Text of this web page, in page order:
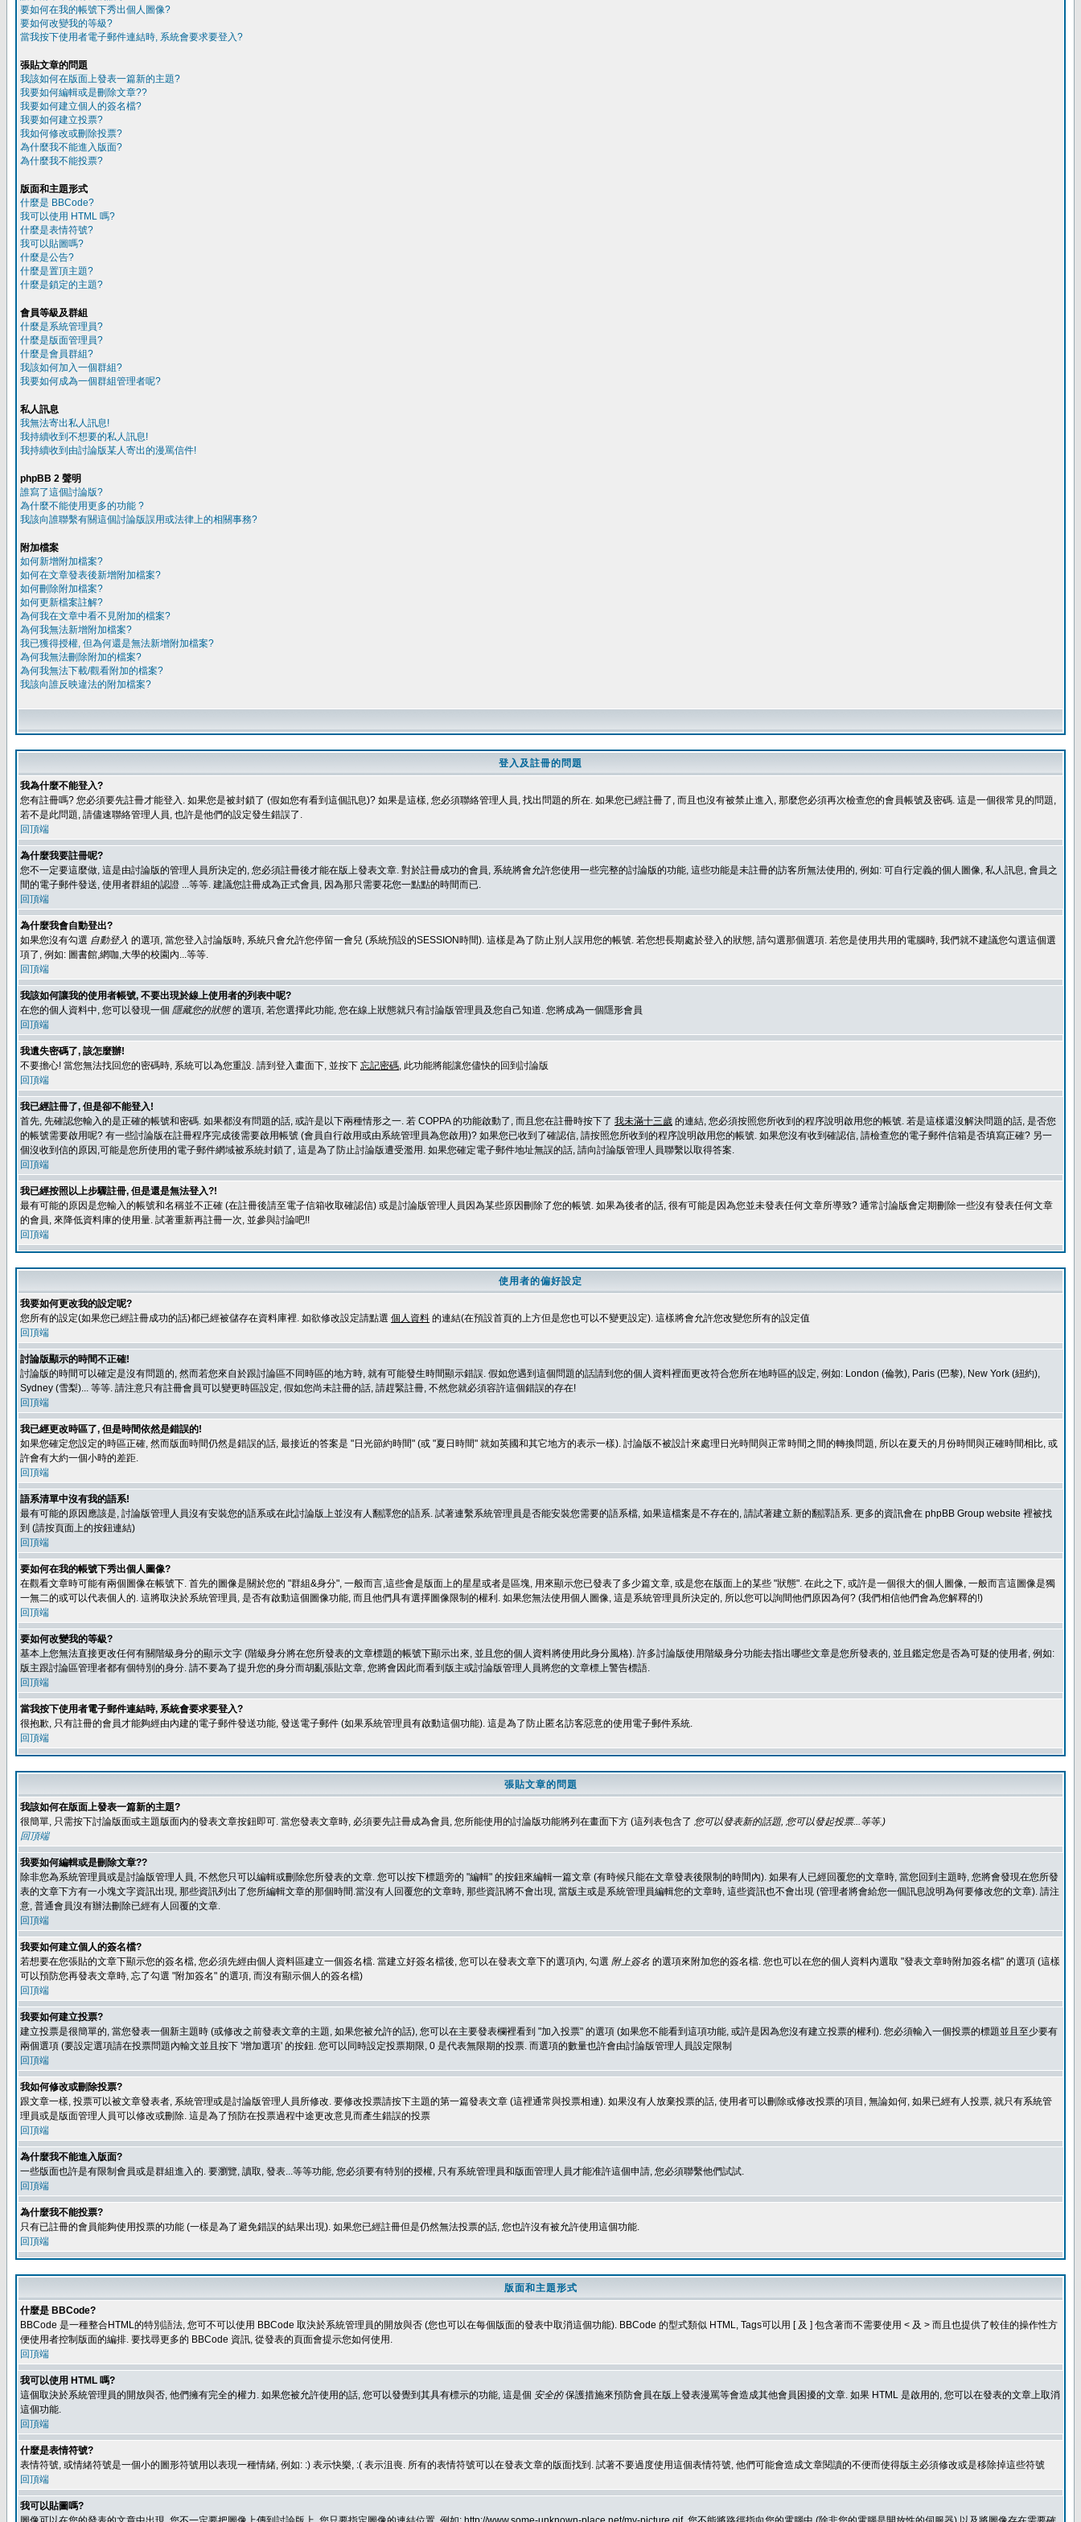
要如何在我的帳號下秀出個人圖像?
要如何改變我的等級?
當我按下使用者電子郵件連結時, 系統會要求要登入?
張貼文章的問題
我該如何在版面上發表一篇新的主題?
我要如何編輯或是刪除文章??
我要如何建立個人的簽名檔?
我要如何建立投票?
我如何修改或刪除投票?
為什麼我不能進入版面?
為什麼我不能投票?
版面和主題形式
什麼是 BBCode?
我可以使用 HTML 嗎?
什麼是表情符號?
我可以貼圖嗎?
什麼是公告?
什麼是置頂主題?
什麼是鎖定的主題?
會員等級及群組
什麼是系統管理員?
什麼是版面管理員?
什麼是會員群組?
我該如何加入一個群組?
我要如何成為一個群組管理者呢?
私人訊息
我無法寄出私人訊息!
我持續收到不想要的私人訊息!
我持續收到由討論版某人寄出的漫罵信件!
phpBB 2 聲明
誰寫了這個討論版?
為什麼不能使用更多的功能 ?
我該向誰聯繫有關這個討論版誤用或法律上的相關事務?
附加檔案
如何新增附加檔案?
如何在文章發表後新增附加檔案?
如何刪除附加檔案?
如何更新檔案註解?
為何我在文章中看不見附加的檔案?
為何我無法新增附加檔案?
我已獲得授權, 但為何還是無法新增附加檔案?
為何我無法刪除附加的檔案?
為何我無法下載/觀看附加的檔案?
我該向誰反映違法的附加檔案?
登入及註冊的問題
我為什麼不能登入?
您有註冊嗎? 您必須要先註冊才能登入. 如果您是被封鎖了 (假如您有看到這個訊息)? 如果是這樣, 您必須聯絡管理人員, 找出問題的所在. 如果您已經註冊了, 而且也沒有被禁止進入, 那麼您必須再次檢查您的會員帳號及密碼. 這是一個很常見的問題,
若不是此問題, 請儘速聯絡管理人員, 也許是他們的設定發生錯誤了.
回頂端
為什麼我要註冊呢?
您不一定要這麼做, 這是由討論版的管理人員所決定的, 您必須註冊後才能在版上發表文章. 對於註冊成功的會員, 系統將會允許您使用一些完整的討論版的功能, 這些功能是未註冊的訪客所無法使用的, 例如: 可自行定義的個人圖像, 私人訊息, 會員之
間的電子郵件發送, 使用者群組的認證 ...等等. 建議您註冊成為正式會員, 因為那只需要花您一點點的時間而已.
回頂端
為什麼我會自動登出?
如果您沒有勾選 自動登入 的選項, 當您登入討論版時, 系統只會允許您停留一會兒 (系統預設的SESSION時間). 這樣是為了防止別人誤用您的帳號. 若您想長期處於登入的狀態, 請勾選那個選項. 若您是使用共用的電腦時, 我們就不建議您勾選這個選
項了, 例如: 圖書館,網咖,大學的校園內...等等.
回頂端
我該如何讓我的使用者帳號, 不要出現於線上使用者的列表中呢?
在您的個人資料中, 您可以發現一個 隱藏您的狀態的選項, 若您選擇此功能, 您在線上狀態就只有討論版管理員及您自己知道. 您將成為一個隱形會員
回頂端
我遺失密碼了, 該怎麼辦!
不要擔心! 當您無法找回您的密碼時, 系統可以為您重設. 請到登入畫面下, 並按下 忘記密碼, 此功能將能讓您儘快的回到討論版
回頂端
我已經註冊了, 但是卻不能登入!
首先, 先確認您輸入的是正確的帳號和密碼. 如果都沒有問題的話, 或許是以下兩種情形之一. 若 COPPA 的功能啟動了, 而且您在註冊時按下了 我未滿十三歲 的連結, 您必須按照您所收到的程序說明啟用您的帳號. 若是這樣還沒解決問題的話, 是否您
的帳號需要啟用呢? 有一些討論版在註冊程序完成後需要啟用帳號 (會員自行啟用或由系統管理員為您啟用)? 如果您已收到了確認信, 請按照您所收到的程序說明啟用您的帳號. 如果您沒有收到確認信, 請檢查您的電子郵件信箱是否填寫正確? 另一
個沒收到信的原因,可能是您所使用的電子郵件網域被系統封鎖了, 這是為了防止討論版遭受濫用. 如果您確定電子郵件地址無誤的話, 請向討論版管理人員聯繫以取得答案.
回頂端
我已經按照以上步驟註冊, 但是還是無法登入?!
最有可能的原因是您輸入的帳號和名稱並不正確 (在註冊後請至電子信箱收取確認信) 或是討論版管理人員因為某些原因刪除了您的帳號. 如果為後者的話, 很有可能是因為您並未發表任何文章所導致? 通常討論版會定期刪除一些沒有發表任何文章
的會員, 來降低資料庫的使用量. 試著重新再註冊一次, 並參與討論吧!!
回頂端
使用者的偏好設定
我要如何更改我的設定呢?
您所有的設定(如果您已經註冊成功的話)都已經被儲存在資料庫裡. 如欲修改設定請點選 個人資料 的連結(在預設首頁的上方但是您也可以不變更設定). 這樣將會允許您改變您所有的設定值
回頂端
討論版顯示的時間不正確!
討論版的時間可以確定是沒有問題的, 然而若您來自於跟討論區不同時區的地方時, 就有可能發生時間顯示錯誤. 假如您遇到這個問題的話請到您的個人資料裡面更改符合您所在地時區的設定, 例如: London (倫敦), Paris (巴黎), New York (紐約),
Sydney (雪梨)... 等等. 請注意只有註冊會員可以變更時區設定, 假如您尚未註冊的話, 請趕緊註冊, 不然您就必須容許這個錯誤的存在!
回頂端
我已經更改時區了, 但是時間依然是錯誤的!
如果您確定您設定的時區正確, 然而版面時間仍然是錯誤的話, 最接近的答案是 "日光節約時間" (或 "夏日時間" 就如英國和其它地方的表示一樣). 討論版不被設計來處理日光時間與正常時間之間的轉換問題, 所以在夏天的月份時間與正確時間相比, 或
許會有大約一個小時的差距.
回頂端
語系清單中沒有我的語系!
最有可能的原因應該是, 討論版管理人員沒有安裝您的語系或在此討論版上並沒有人翻譯您的語系. 試著連繫系統管理員是否能安裝您需要的語系檔, 如果這檔案是不存在的, 請試著建立新的翻譯語系. 更多的資訊會在 phpBB Group website 裡被找
到 (請按頁面上的按鈕連結)
回頂端
要如何在我的帳號下秀出個人圖像?
在觀看文章時可能有兩個圖像在帳號下. 首先的圖像是關於您的 "群組&身分", 一般而言,這些會是版面上的星星或者是區塊, 用來顯示您已發表了多少篇文章, 或是您在版面上的某些 "狀態". 在此之下, 或許是一個很大的個人圖像, 一般而言這圖像是獨
一無二的或可以代表個人的. 這將取決於系統管理員, 是否有啟動這個圖像功能, 而且他們具有選擇圖像限制的權利. 如果您無法使用個人圖像, 這是系統管理員所決定的, 所以您可以詢間他們原因為何? (我們相信他們會為您解釋的!)
回頂端
要如何改變我的等級?
基本上您無法直接更改任何有關階級身分的顯示文字 (階級身分將在您所發表的文章標題的帳號下顯示出來, 並且您的個人資料將使用此身分風格). 許多討論版使用階級身分功能去指出哪些文章是您所發表的, 並且鑑定您是否為可疑的使用者, 例如:
版主跟討論區管理者都有個特別的身分. 請不要為了提升您的身分而胡亂張貼文章, 您將會因此而看到版主或討論版管理人員將您的文章標上警告標語.
回頂端
當我按下使用者電子郵件連結時, 系統會要求要登入?
很抱歉, 只有註冊的會員才能夠經由內建的電子郵件發送功能, 發送電子郵件 (如果系統管理員有啟動這個功能). 這是為了防止匿名訪客惡意的使用電子郵件系統.
回頂端
張貼文章的問題
我該如何在版面上發表一篇新的主題?
很簡單, 只需按下討論版面或主題版面內的發表文章按鈕即可. 當您發表文章時, 必須要先註冊成為會員, 您所能使用的討論版功能將列在畫面下方 (這列表包含了 您可以發表新的話題, 您可以發起投票...等等.)
回頂端
我要如何編輯或是刪除文章??
除非您為系統管理員或是討論版管理人員, 不然您只可以編輯或刪除您所發表的文章. 您可以按下標題旁的 "編輯" 的按鈕來編輯一篇文章 (有時候只能在文章發表後限制的時間內). 如果有人已經回覆您的文章時, 當您回到主題時, 您將會發現在您所發
表的文章下方有一小塊文字資訊出現, 那些資訊列出了您所編輯文章的那個時間.當沒有人回覆您的文章時, 那些資訊將不會出現, 當版主或是系統管理員編輯您的文章時, 這些資訊也不會出現 (管理者將會給您一個訊息說明為何要修改您的文章). 請注
意, 普通會員沒有辦法刪除已經有人回覆的文章.
回頂端
我要如何建立個人的簽名檔?
若想要在您張貼的文章下顯示您的簽名檔, 您必須先經由個人資料區建立一個簽名檔. 當建立好簽名檔後, 您可以在發表文章下的選項內, 勾選 附上簽名 的選項來附加您的簽名檔. 您也可以在您的個人資料內選取 "發表文章時附加簽名檔" 的選項 (這樣
可以預防您再發表文章時, 忘了勾選 "附加簽名" 的選項, 而沒有顯示個人的簽名檔)
回頂端
我要如何建立投票?
建立投票是很簡單的, 當您發表一個新主題時 (或修改之前發表文章的主題, 如果您被允許的話), 您可以在主要發表欄裡看到 "加入投票" 的選項 (如果您不能看到這項功能, 或許是因為您沒有建立投票的權利). 您必須輸入一個投票的標題並且至少要有
兩個選項 (要設定選項請在投票問題內輸文並且按下 '增加選項' 的按鈕. 您可以同時設定投票期限, 0 是代表無限期的投票. 而選項的數量也許會由討論版管理人員設定限制
回頂端
我如何修改或刪除投票?
跟文章一樣, 投票可以被文章發表者, 系統管理或是討論版管理人員所修改. 要修改投票請按下主題的第一篇發表文章 (這裡通常與投票相連). 如果沒有人放棄投票的話, 使用者可以刪除或修改投票的項目, 無論如何, 如果已經有人投票, 就只有系統管
理員或是版面管理人員可以修改或刪除. 這是為了預防在投票過程中途更改意見而產生錯誤的投票
回頂端
為什麼我不能進入版面?
一些版面也許是有限制會員或是群組進入的. 要瀏覽, 讀取, 發表...等等功能, 您必須要有特別的授權, 只有系統管理員和版面管理人員才能准許這個申請, 您必須聯繫他們試試.
回頂端
為什麼我不能投票?
只有已註冊的會員能夠使用投票的功能 (一樣是為了避免錯誤的結果出現). 如果您已經註冊但是仍然無法投票的話, 您也許沒有被允許使用這個功能.
回頂端
版面和主題形式
什麼是 BBCode?
BBCode 是一種整合HTML的特別語法, 您可不可以使用 BBCode 取決於系統管理員的開放與否 (您也可以在每個版面的發表中取消這個功能). BBCode 的型式類似 HTML, Tags可以用 [ 及 ] 包含著而不需要使用 < 及 > 而且也提供了較佳的操作性方
便使用者控制版面的編排. 要找尋更多的 BBCode 資訊, 從發表的頁面會提示您如何使用.
回頂端
我可以使用 HTML 嗎?
這個取決於系統管理員的開放與否, 他們擁有完全的權力. 如果您被允許使用的話, 您可以發覺到其具有標示的功能, 這是個 安全的保護措施來預防會員在版上發表漫罵等會造成其他會員困擾的文章. 如果 HTML 是啟用的, 您可以在發表的文章上取消
這個功能.
回頂端
什麼是表情符號?
表情符號, 或情緒符號是一個小的圖形符號用以表現一種情緒, 例如: :) 表示快樂, :( 表示沮喪. 所有的表情符號可以在發表文章的版面找到. 試著不要過度使用這個表情符號, 他們可能會造成文章閱讀的不便而使得版主必須修改或是移除掉這些符號
回頂端
我可以貼圖嗎?